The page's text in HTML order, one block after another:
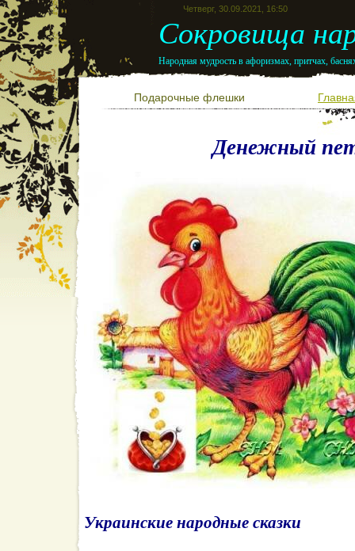
Четверг, 30.09.2021, 16:50
Сокровища
Народная мудрость в афоризмах, притчах,
Подарочные флешки
Денежный
Украинские народные сказки